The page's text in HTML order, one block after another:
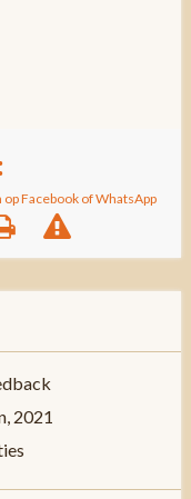
Facebook of WhatsApp
2021